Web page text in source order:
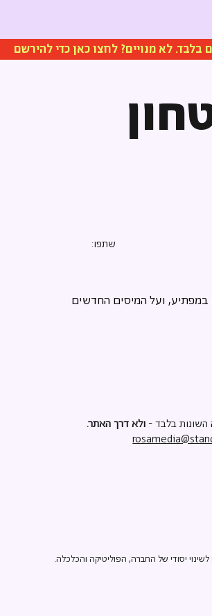
בלבד. לא מנויים? לחצו כאן כדי להירשם
שתפו:
במפתיע, ועל המיסים החדשים
השונות בלבד - ולא דרך האתר.
יסודי של החברה, הפוליטיקה והכלכלה.